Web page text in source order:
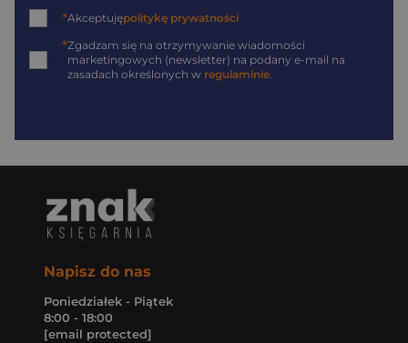
*Akceptujępolitykę prywatności
*Zgadzam się na otrzymywanie wiadomości
marketingowych (newsletter) na podany e-mail na
zasadach określonych w regulaminie.
Napisz do nas
Poniedziałek - Piątek
8:00 - 18:00
[email protected]